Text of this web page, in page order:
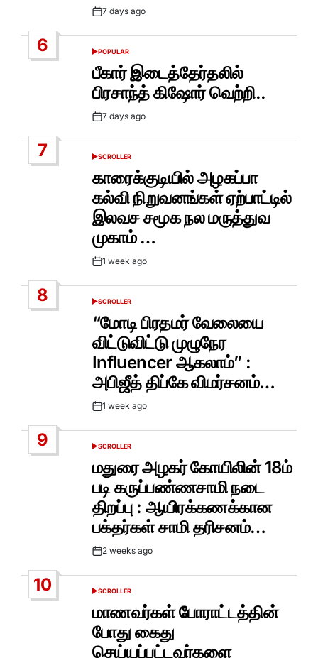
Post7 days ago
6
POSTED
IN
POPULAR
பீகார் இடைத்தேர்தலில்
பிரசாந்த் கிஷோர் வெற்றி..
Post7 days ago
7
POSTED
SCROLLER
காரைக்குடியில் அழகப்பா
கல்வி நிறுவனங்கள் ஏற்பாட்டில்
இலவச சமூக நல மருத்துவ
முகாம் …
Post1 week ago
8
POSTED
IN
SCROLLER
“மோடி பிரதமர் வேலையை
விட்டுவிட்டு முழுநேர
Influencer ஆகலாம்” :
அபிஜீத் திப்கே விமர்சனம்…
Post1 week ago
9
POSTED
SCROLLER
மதுரை அழகர் கோயிலின் 18ம்
படி கருப்பண்ணசாமி நடை
திறப்பு : ஆயிரக்கணக்கான
பக்தர்கள் சாமி தரிசனம்…
Post2 weeks ago
10
POSTED
SCROLLER
மாணவர்கள் போராட்டத்தின்
போது கைது
செய்யப்பட்டவர்களை